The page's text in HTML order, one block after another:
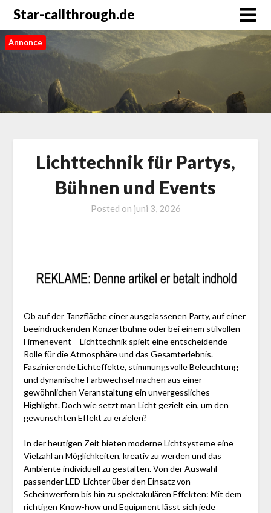
Star-callthrough.de
Annonce
Lichttechnik für Partys,
Bühnen und Events
Posted on juni 3, 2026
Ob auf der Tanzfläche einer ausgelassenen Party, auf einer
beeindruckenden Konzertbühne oder bei einem stilvollen
Firmenevent – Lichttechnik spielt eine entscheidende
Rolle für die Atmosphäre und das Gesamterlebnis.
Faszinierende Lichteffekte, stimmungsvolle Beleuchtung
und dynamische Farbwechsel machen aus einer
gewöhnlichen Veranstaltung ein unvergessliches
Highlight. Doch wie setzt man Licht gezielt ein, um den
gewünschten Effekt zu erzielen?
In der heutigen Zeit bieten moderne Lichtsysteme eine
Vielzahl an Möglichkeiten, kreativ zu werden und das
Ambiente individuell zu gestalten. Von der Auswahl
passender LED-Lichter über den Einsatz von
Scheinwerfern bis hin zu spektakulären Effekten: Mit dem
richtigen Know-how und Equipment lässt sich jede